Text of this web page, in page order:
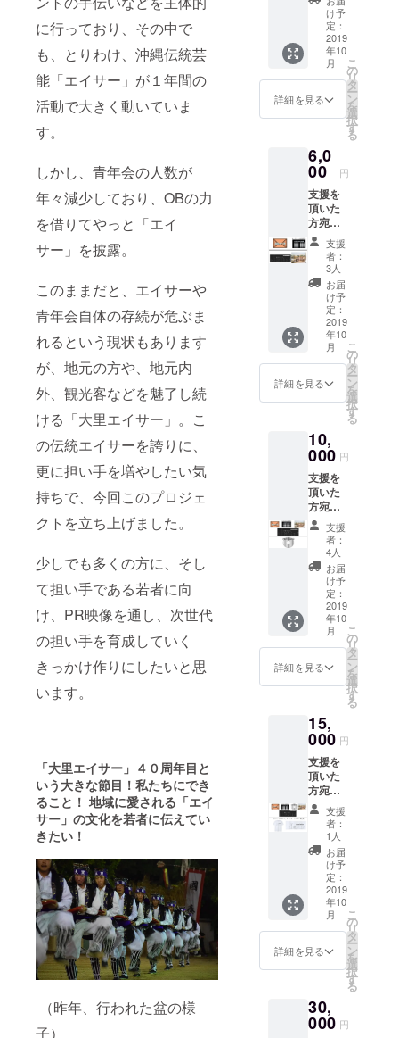
に行っており
その中で
も、とりわけ、 沖縄伝統芸
能 「エイサー」が１年間の
活動で大きく動いていま
す。
しかし、 青年会の人数が
年々減少しており、OBの力
を借りてやっと「エイ
サー」を披露。
このままだと、エイサーや
青年会自体の存続が危ぶま
れるという現状もあります
が、地元の方や、地元内
外、観光客などを魅了し続
ける「大里エイサー」。こ
の伝統エイサーを誇りに、
更に担い手を増やしたい気
持ちで、今回このプロジェ
クトを立ち上げました。
少しでも多くの方に、そし
て担い手である若者に向
け、PR映像を通し、次世代
の担い手を育成していく
きっかけ作りにしたいと思
います。
「大里エイサー」４０周年目と
いう大きな節目！私たちにでき
ること！ 地域に愛される「エイ
サー」の文化を若者に伝えてい
きたい！
（昨年、行われた盆の様
子）
礼メー
ル PR映
像DVD
の最後
のエン
ドロー
ルに氏
名を記
時、必
ず備考
欄にご
希望の
お名前
をご記
入くだ
さい。
け予
定：
2019
年10
月
詳細を見る
こ
の
リ
タ
ー
ン
を
選
択
す
る
6,0
00 円
支援を
頂いた
方宛に↓
祭り当
日の勇
壮な演
舞時の
写真を
添付し
てお礼
メール
PR映像
DVDの
最後の
エンド
を記入
※支援
時、必
ず備考
欄にご
希望の
お名前
をご記
入くだ
さい。
大里エ
イサー
40周年
記念オ
リジナ
ルタオ
ル１枚
覇に工
房を構
「ニャ
ン山」
のシー
サー職
人：上
原 新
吾 氏
のオリ
ジナル
シー
サー ※
写真は
あくま
でイ
支援
者：
3人
お届
け予
定：
2019
年10
月
詳細を見る
こ
の
リ
タ
ー
ン
を
選
択
す
る
10,
000 円
支援を
頂いた
方宛に↓
祭り当
日の勇
壮な演
舞時の
写真を
添付し
てお礼
メール
PR映像
DVDの
最後の
エンド
を記入
※支援
時、必
ず備考
欄にご
希望の
お名前
をご記
入くだ
さい。
大里エ
イサー
40周年
記念オ
リジナ
ルタオ
ル１枚
覇に工
房を構
支援
者：
4人
お届
け予
定：
2019
年10
月
詳細を見る
こ
の
リ
タ
ー
ン
を
選
択
す
る
15,
000 円
支援を
頂いた
方宛に↓
祭り当
日の勇
壮な演
舞時の
写真を
添付し
てお礼
メール
PR映像
DVDの
最後の
エンド
を記入
※支援
時、必
支援
者：
1人
お届
け予
定：
2019
年10
月
詳細を見る
こ
の
リ
タ
ー
ン
を
選
択
す
る
30,
000 円